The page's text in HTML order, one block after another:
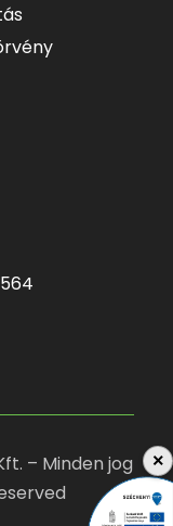
– Minden jog
×